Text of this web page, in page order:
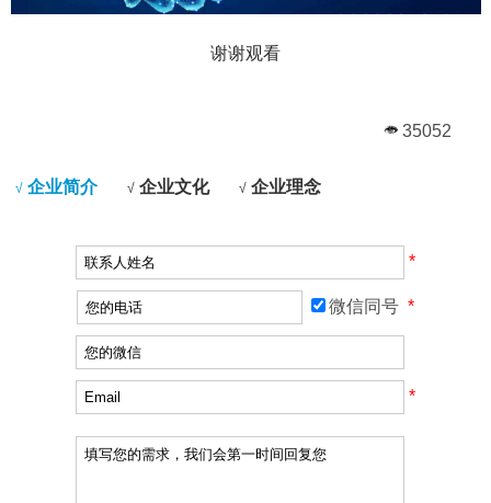
谢谢观看
35052
√ 企业简介 √ 企业文化 √ 企业理念
*
微信同号 *
*